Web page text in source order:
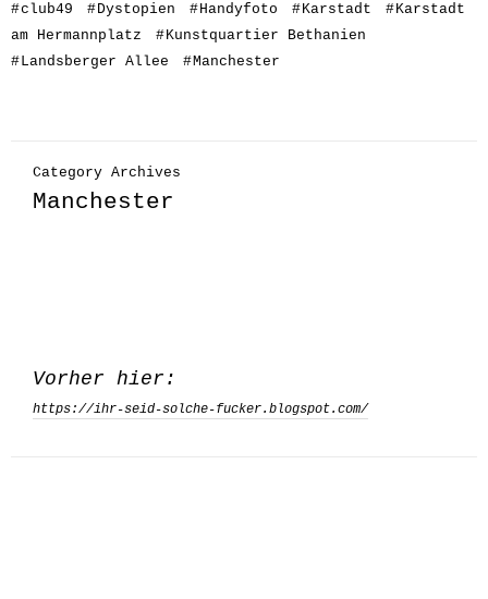
#club49 #Dystopien #Handyfoto #Karstadt #Karstadt
am Hermannplatz
#Kunstquartier Bethanien
#Landsberger Allee #Manchester
Category Archives
Manchester
Vorher hier:
https://ihr-seid-solche-fucker.blogspot.com/